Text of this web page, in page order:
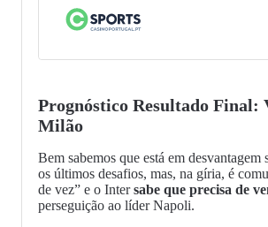
Prognóstico Resultado
Milão
Bem sabemos que está em desvantagem
os últimos desafios, mas, na gíria, é
de vez” e o Intersabe que precisa de
perseguição ao líder Napoli.